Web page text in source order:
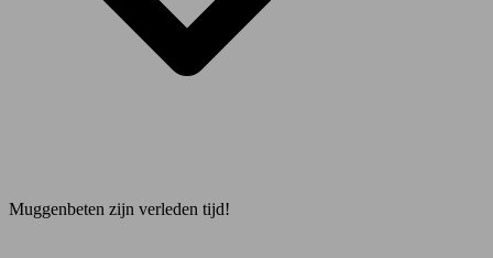
Muggenbeten zijn verleden tijd!